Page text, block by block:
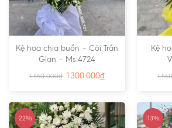
Kệ hoa chia buồn – Cõi Trần
Gian – Ms:4724
1.550.000₫ 1.300.000₫
Kệ
-22% -13%